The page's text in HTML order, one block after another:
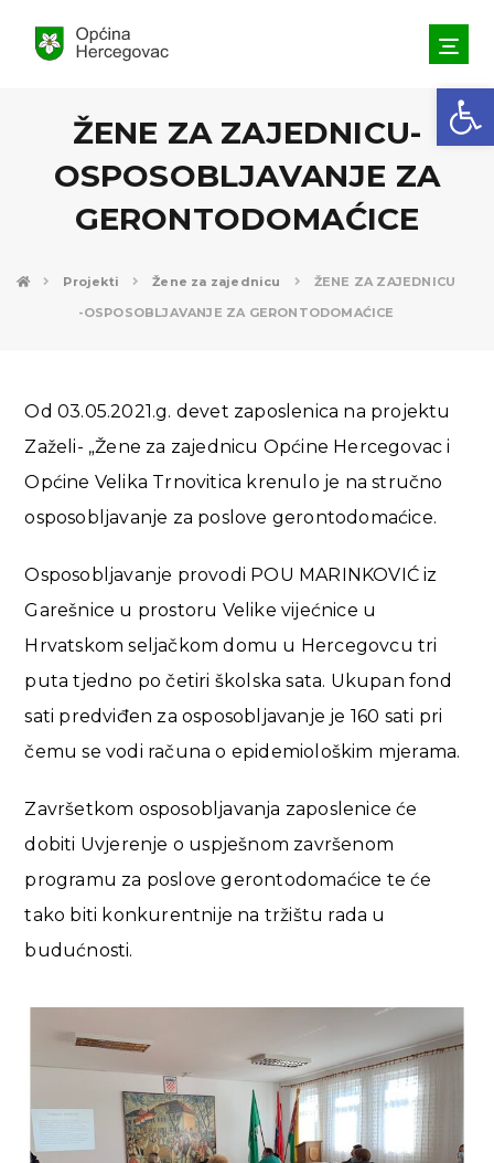
Open toolbar
ŽENE ZA ZAJEDNICU-
OSPOSOBLJAVANJE ZA
GERONTODOMAĆICE
Projekti Žene za zajednicu
ŽENE ZA ZAJEDNICU
-OSPOSOBLJAVANJE ZA GERONTODOMAĆICE
Od 03.05.2021.g. devet zaposlenica na projektu
Zaželi- „Žene za zajednicu Općine Hercegovac i
Općine Velika Trnovitica krenulo je na stručno
osposobljavanje za poslove gerontodomaćice.
Osposobljavanje provodi POU MARINKOVIĆ iz
Garešnice u prostoru Velike vijećnice u
Hrvatskom seljačkom domu u Hercegovcu tri
puta tjedno po četiri školska sata. Ukupan fond
sati predviđen za osposobljavanje je 160 sati pri
čemu se vodi računa o epidemiološkim mjerama.
Završetkom osposobljavanja zaposlenice će
dobiti Uvjerenje o uspješnom završenom
programu za poslove gerontodomaćice te će
tako biti konkurentnije na tržištu rada u
budućnosti.